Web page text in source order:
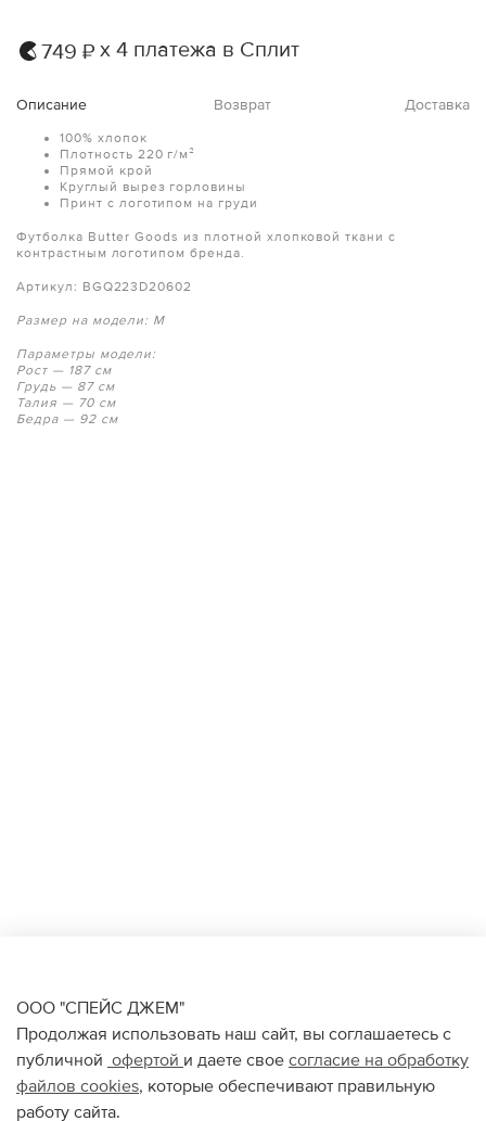
749 ₽ х 4 платежа в Сплит
Описание Возврат Доставка
100% хлопок
Плотность 220 г/м²
Прямой крой
Круглый вырез горловины
Принт с логотипом на груди
Футболка Butter Goods из плотной хлопковой ткани с
контрастным логотипом бренда.
Артикул: BGQ223D20602
Размер на модели: M
Параметры модели:
Рост — 187 см
Грудь — 87 см
Талия — 70 см
Бедра — 92 см
ООО "СПЕЙС ДЖЕМ"
Продолжая использовать наш сайт, вы соглашаетесь с
публичной офертой и даете свое согласие на обработку
файлов cookies, которые обеспечивают правильную
работу сайта.